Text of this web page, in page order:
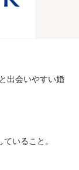
出会いやすい婚
いること。